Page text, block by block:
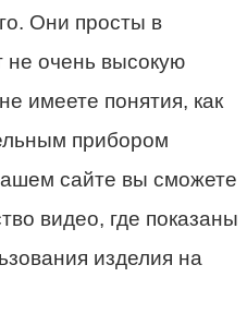
Они просты в
не очень высокую
имеете понятия, как
прибором
сайте вы сможете
видео, где показаны
изделия на